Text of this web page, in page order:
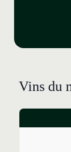
En 2021,
de la
des
Vins du